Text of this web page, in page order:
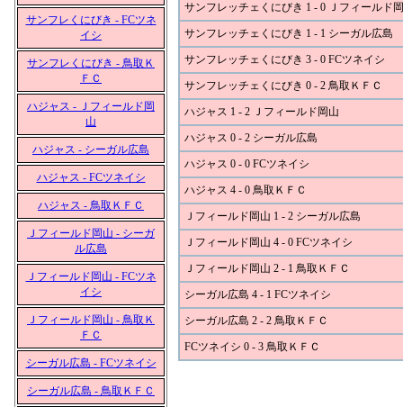
サンフレくにびき - FCツネ
イシ
サンフレくにびき - 鳥取Ｋ
ＦＣ
ハジャス - Ｊフィールド岡
山
ハジャス - シーガル広島
ハジャス - FCツネイシ
ハジャス - 鳥取ＫＦＣ
Ｊフィールド岡山 - シーガ
ル広島
Ｊフィールド岡山 - FCツネ
イシ
Ｊフィールド岡山 - 鳥取Ｋ
ＦＣ
シーガル広島 - FCツネイシ
シーガル広島 - 鳥取ＫＦＣ
サンフレッチェくにびき 1 - 0 Ｊフィールド
サンフレッチェくにびき 1 - 1 シーガル広島
サンフレッチェくにびき 3 - 0 FCツネイシ
サンフレッチェくにびき 0 - 2 鳥取ＫＦＣ
ハジャス 1 - 2 Ｊフィールド岡山
ハジャス 0 - 2 シーガル広島
ハジャス 0 - 0 FCツネイシ
ハジャス 4 - 0 鳥取ＫＦＣ
Ｊフィールド岡山 1 - 2 シーガル広島
Ｊフィールド岡山 4 - 0 FCツネイシ
Ｊフィールド岡山 2 - 1 鳥取ＫＦＣ
シーガル広島 4 - 1 FCツネイシ
シーガル広島 2 - 2 鳥取ＫＦＣ
FCツネイシ 0 - 3 鳥取ＫＦＣ